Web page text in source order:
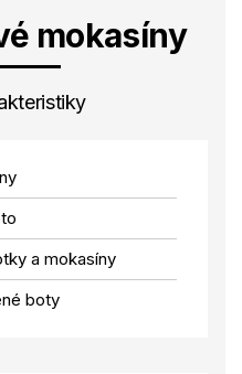
mokasíny
a mokasíny
boty